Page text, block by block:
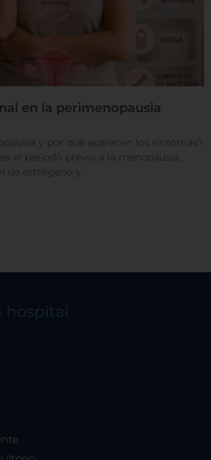
en la perimenopausia
y por qué aparecen los síntomas?
el periodo previo a la menopausia,
de estrógeno y
hospital
mis preferencias